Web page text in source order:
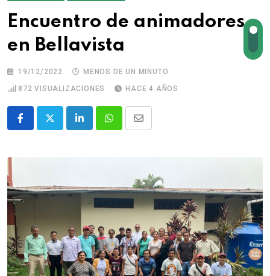
Encuentro de animadores
en Bellavista
19/12/2022
MENOS DE UN MINUTO
872 VISUALIZACIONES HACE 4 AÑOS